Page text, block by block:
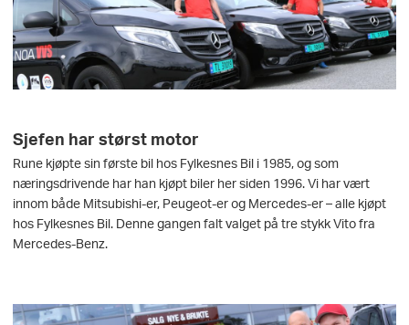
Sjefen har størst motor
Rune kjøpte sin første bil hos Fylkesnes Bil i 1985, og som
næringsdrivende har han kjøpt biler her siden 1996. Vi har vært
innom både Mitsubishi-er, Peugeot-er og Mercedes-er – alle kjøpt
hos Fylkesnes Bil. Denne gangen falt valget på tre stykk Vito fra
Mercedes-Benz.